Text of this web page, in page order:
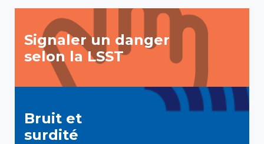
Signaler un danger
selon la LSST
Bruit et
surdité